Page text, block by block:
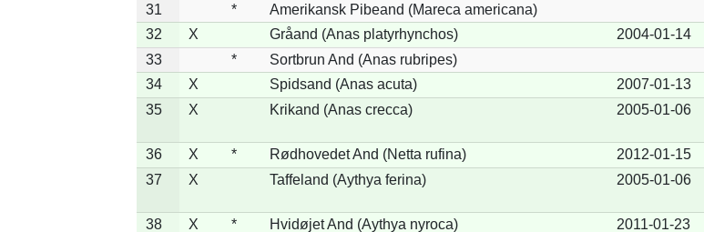
31
*
Amerikansk Pibeand (Mareca americana)
32
X Gråand (Anas platyrhynchos) 2004-01-14
33
*
Sortbrun And (Anas rubripes)
34
X Spidsand (Anas acuta) 2007-01-13
35
X Krikand (Anas crecca) 2005-01-06
36
X * Rødhovedet And (Netta rufina) 2012-01-15
37
X Taffeland (Aythya ferina) 2005-01-06
38
X * Hvidøjet And (Aythya nyroca) 2011-01-23